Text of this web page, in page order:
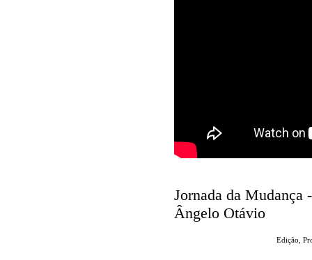
Jornada da Mudança
Ângelo Otávio
Edição,